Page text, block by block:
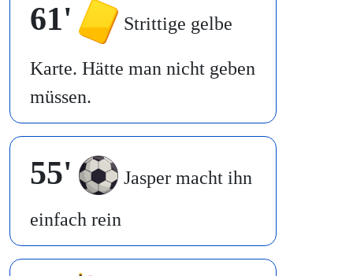
61' Strittige gelbe
Karte. Hätte man nicht geben
müssen.
55' Jasper macht ihn
einfach rein